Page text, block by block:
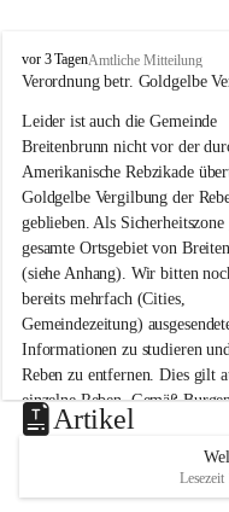
B
r
i
t
e
n
b
r
u
n
n
a
m
N
e
u
s
d
vor 3 TagenAmtliche Mitteilung
Verordnung betr. Goldgelbe
Leider ist auch die Gemeinde
Breitenbrunn nicht vor der
Amerikanische Rebzikade
Goldgelbe Vergilbung der
geblieben. Als
gesamte Ortsgebiet von
(siehe Anhang). Wir bitten
bereits mehrfach (Cities,
Gemeindezeitung)
Informationen zu studieren
Reben zu entfernen. Dies gilt
einzelne Reben. Gemäß
Weinbaugesetz sind nicht
unzulässige Weingärten zu
helfen wir zusammen um
vor den prognostizierten
Artikel